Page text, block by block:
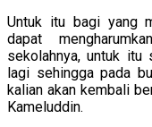
Untuk itu bagi yang
dapat
sekolahnya, untuk
lagi sehingga pada
kalian akan kembali
Kameluddin.